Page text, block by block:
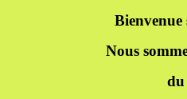
Nous
du